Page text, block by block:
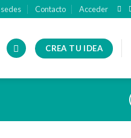
Contacto Acceder
CREA TU IDEA